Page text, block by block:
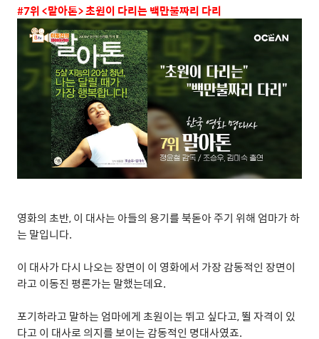
#7위<말아톤>초원이 다리는 백만불짜리 다리
영화의 초반,이 대사는 아들의 용기를 북돋아 주기 위해 엄마가 하
는 말입니다.
이 대사가 다시 나오는 장면이 이 영화에서 가장 감동적인 장면이
라고 이동진 평론가는 말했는데요.
포기하라고 말하는 엄마에게 초원이는 뛰고 싶다고,뛸 자격이 있
다고 이 대사로 의지를 보이는 감동적인 명대사였죠.